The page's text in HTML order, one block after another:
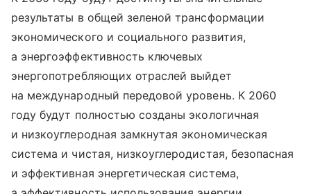
результаты в общей зеленой трансформации
экономического и социального развития,
а энергоэффективность ключевых
энергопотребляющих отраслей выйдет
на международный передовой уровень. К 2060
году будут полностью созданы экологичная
и низкоуглеродная замкнутая экономическая
система и чистая, низкоуглеродистая, безопасная
и эффективная энергетическая система,